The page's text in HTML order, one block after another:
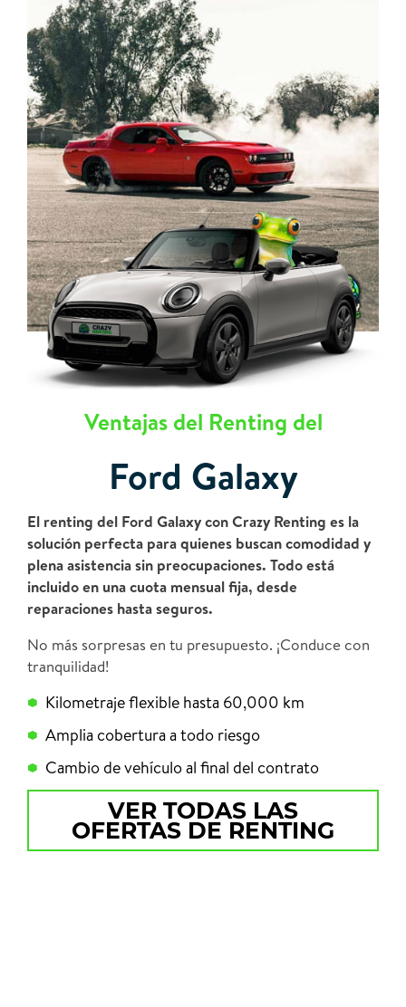
Ventajas del Renting del
Ford Galaxy
El renting del Ford Galaxy con Crazy Renting es la
solución perfecta para quienes buscan comodidad y
plena asistencia sin preocupaciones. Todo está
incluido en una cuota mensual fija, desde
reparaciones hasta seguros.
No más sorpresas en tu presupuesto. ¡Conduce con
tranquilidad!
Kilometraje flexible hasta 60,000 km
Amplia cobertura a todo riesgo
Cambio de vehículo al final del contrato
VER TODAS LAS
OFERTAS DE RENTING